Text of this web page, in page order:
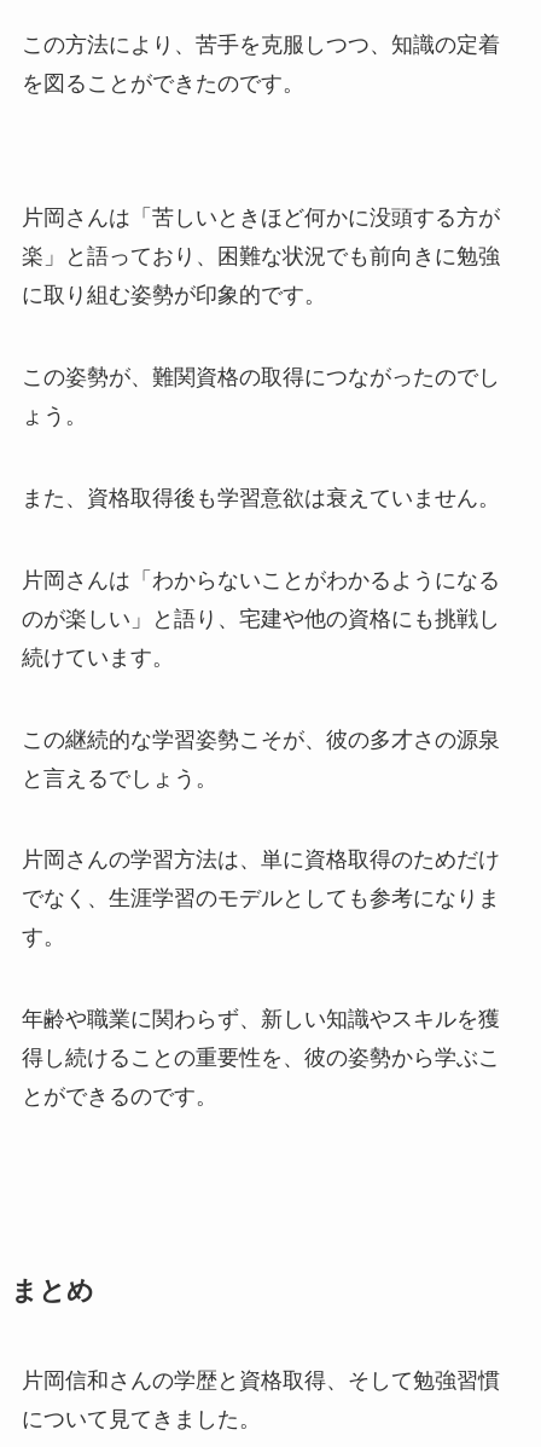
この方法により、苦手を克服しつつ、知識の定着
を図ることができたのです。
片岡さんは「苦しいときほど何かに没頭する方が
楽」と語っており、困難な状況でも前向きに勉強
に取り組む姿勢が印象的です。
この姿勢が、難関資格の取得につながったのでし
ょう。
また、資格取得後も学習意欲は衰えていません。
片岡さんは「わからないことがわかるようになる
のが楽しい」と語り、宅建や他の資格にも挑戦し
続けています。
この継続的な学習姿勢こそが、彼の多才さの源泉
と言えるでしょう。
片岡さんの学習方法は、単に資格取得のためだけ
でなく、生涯学習のモデルとしても参考になりま
す。
年齢や職業に関わらず、新しい知識やスキルを獲
得し続けることの重要性を、彼の姿勢から学ぶこ
とができるのです。
まとめ
片岡信和さんの学歴と資格取得、そして勉強習慣
について見てきました。